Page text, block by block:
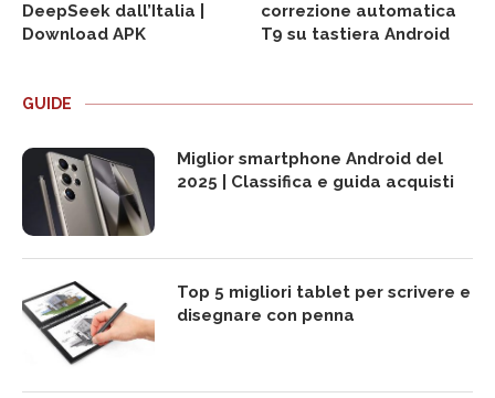
DeepSeek dall’Italia |
Download APK
correzione automatica
T9 su tastiera Android
GUIDE
Miglior smartphone Android del
2025 | Classifica e guida acquisti
Top 5 migliori tablet per scrivere e
disegnare con penna